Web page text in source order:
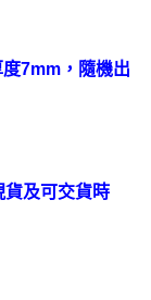
7mm，隨機出
貨及可交貨時